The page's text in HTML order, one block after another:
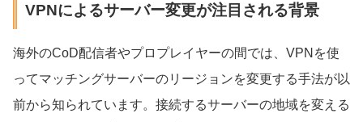
VPNによるサーバー変更が注目される背景
海外のCoD配信者やプロプレイヤーの間では、VPNを使
ってマッチングサーバーのリージョンを変更する手法が以
前から知られています。接続するサーバーの地域を変える